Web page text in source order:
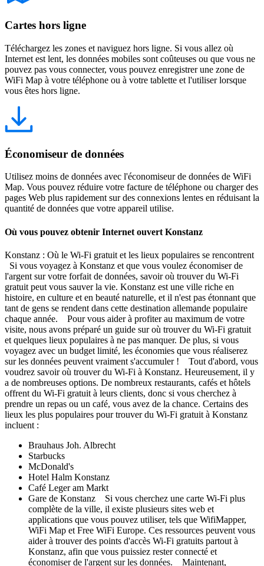
Cartes hors ligne
Téléchargez les zones et naviguez hors ligne. Si vous allez où
Internet est lent, les données mobiles sont coûteuses ou que vous ne
pouvez pas vous connecter, vous pouvez enregistrer une zone de
WiFi Map à votre téléphone ou à votre tablette et l'utiliser lorsque
vous êtes hors ligne.
Économiseur de données
Utilisez moins de données avec l'économiseur de données de WiFi
Map. Vous pouvez réduire votre facture de téléphone ou charger des
pages Web plus rapidement sur des connexions lentes en réduisant la
quantité de données que votre appareil utilise.
Où vous pouvez obtenir Internet ouvert Konstanz
Konstanz : Où le Wi-Fi gratuit et les lieux populaires se rencontrent
Si vous voyagez à Konstanz et que vous voulez économiser de
l'argent sur votre forfait de données, savoir où trouver du Wi-Fi
gratuit peut vous sauver la vie. Konstanz est une ville riche en
histoire, en culture et en beauté naturelle, et il n'est pas étonnant que
tant de gens se rendent dans cette destination allemande populaire
chaque année. Pour vous aider à profiter au maximum de votre
visite, nous avons préparé un guide sur où trouver du Wi-Fi gratuit
et quelques lieux populaires à ne pas manquer. De plus, si vous
voyagez avec un budget limité, les économies que vous réaliserez
sur les données peuvent vraiment s'accumuler ! Tout d'abord, vous
voudrez savoir où trouver du Wi-Fi à Konstanz. Heureusement, il y
a de nombreuses options. De nombreux restaurants, cafés et hôtels
offrent du Wi-Fi gratuit à leurs clients, donc si vous cherchez à
prendre un repas ou un café, vous avez de la chance. Certains des
lieux les plus populaires pour trouver du Wi-Fi gratuit à Konstanz
incluent :
Brauhaus Joh. Albrecht
Starbucks
McDonald's
Hotel Halm Konstanz
Café Leger am Markt
Gare de Konstanz Si vous cherchez une carte Wi-Fi plus
complète de la ville, il existe plusieurs sites web et
applications que vous pouvez utiliser, tels que WifiMapper,
WiFi Map et Free WiFi Europe. Ces ressources peuvent vous
aider à trouver des points d'accès Wi-Fi gratuits partout à
Konstanz, afin que vous puissiez rester connecté et
économiser de l'argent sur les données. Maintenant,